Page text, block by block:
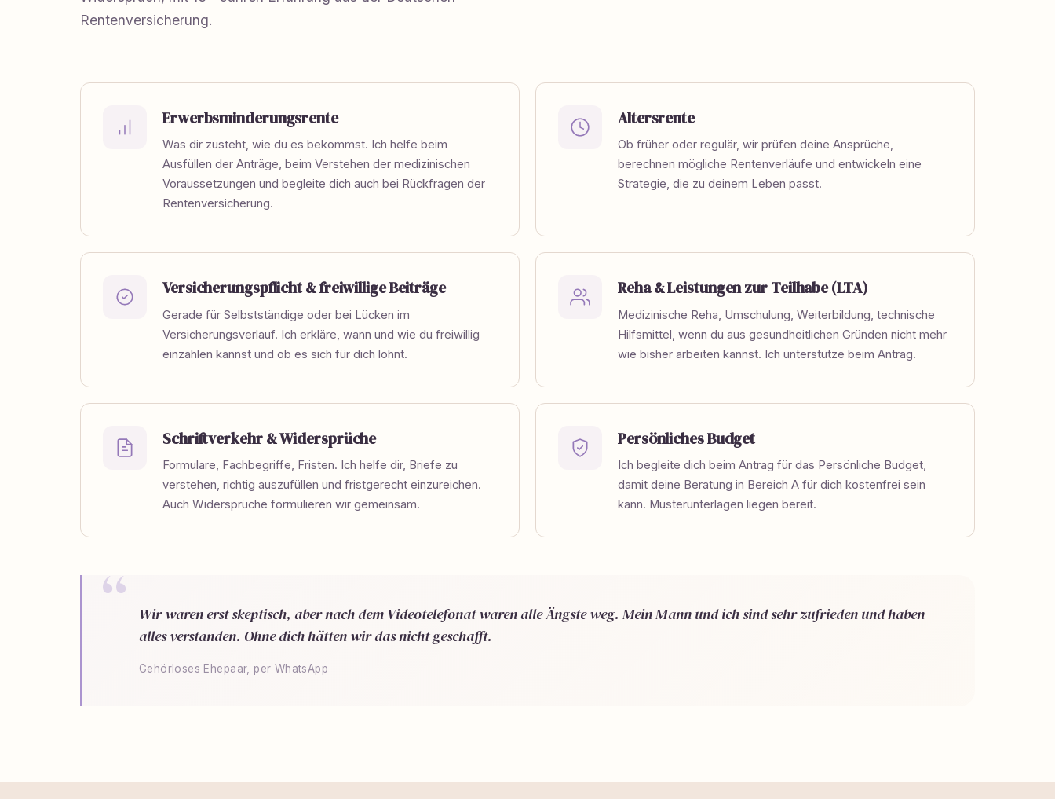
Rentenversicherung.
Erwerbsminderungsrente
Was dir zusteht, wie du es bekommst. Ich helfe beim
Ausfüllen der Anträge, beim Verstehen der medizinischen
Voraussetzungen und begleite dich auch bei Rückfragen der
Rentenversicherung.
Altersrente
Ob früher oder regulär, wir prüfen deine Ansprüche,
berechnen mögliche Rentenverläufe und entwickeln eine
Strategie, die zu deinem Leben passt.
Versicherungspflicht & freiwillige Beiträge
Gerade für Selbstständige oder bei Lücken im
Versicherungsverlauf. Ich erkläre, wann und wie du freiwillig
einzahlen kannst und ob es sich für dich lohnt.
Reha & Leistungen zur Teilhabe (LTA)
Medizinische Reha, Umschulung, Weiterbildung, technische
Hilfsmittel, wenn du aus gesundheitlichen Gründen nicht mehr
wie bisher arbeiten kannst. Ich unterstütze beim Antrag.
Schriftverkehr & Widersprüche
Formulare, Fachbegriffe, Fristen. Ich helfe dir, Briefe zu
verstehen, richtig auszufüllen und fristgerecht einzureichen.
Auch Widersprüche formulieren wir gemeinsam.
Persönliches Budget
Ich begleite dich beim Antrag für das Persönliche Budget,
damit deine Beratung in Bereich A für dich kostenfrei sein
kann. Musterunterlagen liegen bereit.
Wir waren erst skeptisch, aber nach dem Videotelefonat waren alle Ängste weg. Mein Mann und ich sind sehr zufrieden und haben
alles verstanden. Ohne dich hätten wir das nicht geschafft.
Gehörloses Ehepaar, per WhatsApp